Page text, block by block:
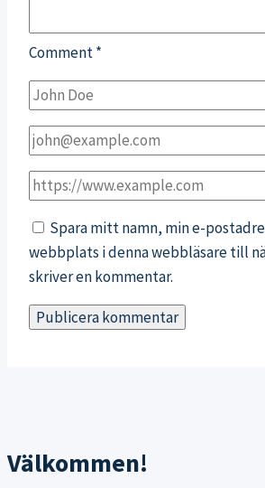
Comment*
Spara mitt namn, min e-
webbplats i denna webbläsare till
skriver en kommentar.
Välkommen!